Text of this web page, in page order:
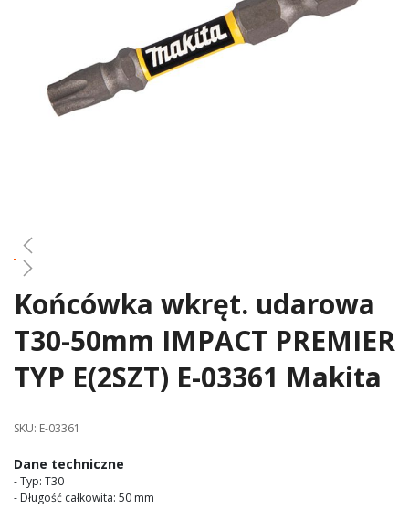
Skip
the
beginning
of
images
Końcówka wkręt. udarowa
T30-50mm IMPACT PREMIER
TYP E(2SZT) E-03361 Makita
SKU: E-03361
Dane techniczne
- Typ: T30
- Długość całkowita: 50 mm